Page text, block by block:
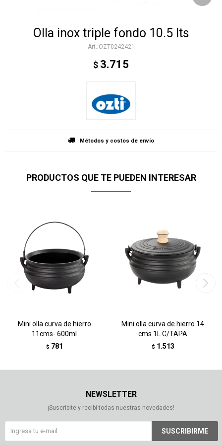
Olla inox triple fondo 10.5 lts
OZT0242421
$ 3.715
Métodos y costos de envío
PRODUCTOS QUE TE PUEDEN INTERESAR
Mini olla curva de hierro
11cms- 600ml
$ 781
Mini olla curva de hierro 14
cms 1L C/TAPA
$ 1.513
NEWSLETTER
¡Suscribite y recibí todas nuestras novedades!
SUSCRIBIRME